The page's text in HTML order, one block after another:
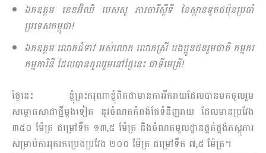
ឯកឧត្តម ខេនអ៊ិឈិ បេសសូ ភារធារីស្ដីទី នៃស្ថានទូតជប៉ុនប្រចាំ
ប្រទេសកម្ពុជា!
ឯកឧត្តម លោកជំទាវ អស់លោក លោកស្រី បងប្អូនជនរួមជាតិ កម្មករ
កម្មការិនី ដែលបានចូលរួមនៅថ្ងៃនេះ ជាទីមេត្រី!
ថ្ងៃនេះ ខ្ញុំព្រះករុណាខ្ញុំពិតជាមានការរីករាយដែលបានមកចូលរួម
សម្ពោធសាជាថ្មីម្ដងទៀត នូវចំណតកំពង់ផែទំនិញរាយ ដែលមានប្រវែង
៣៥០ ម៉ែត្រ ជម្រៅទឹក ១៣,៥ ម៉ែត្រ និងចំណតមូលដ្ឋានផ្គត់ផ្គង់ភស្ដុភារ
សម្រាប់ការរុករកប្រេងប្រវែង ២០០ ម៉ែត្រ ជម្រៅទឹក ៧,៥ ម៉ែត្រ។